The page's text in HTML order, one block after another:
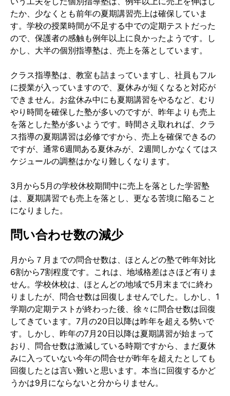
たか、少なくとも前年の夏期講習売上は確保していま
す。学校の授業時間が不足する中での定期テストだった
ので、保護者の感触も例年以上に良かったようです。し
かし、大半の個別指導塾は、売上を落としています。
クラス指導塾は、教室も詰まっていますし、社員もフル
に授業が入っていますので、夏休みが短くなると対応が
できません。お盆休み中にも夏期講習をやるなど、むり
やり時間を確保した塾が多いのですが、昨年よりも売上
を落とした塾が多いようです。時間さえ取れれば、クラ
ス指導の夏期講習は必修ですから、売上を確保できるの
ですが、通常6週間ある夏休みが、 2週間しかなくてはス
ケジュールの調整はかなり難しくなります。
3月から5月の学校休校期間中に売上を落とした学習塾
は、夏期講習でも売上を落とし、更なる苦境に陥ること
になりました。
問い合わせ数の減少
月から７月までの問合せ数は、ほとんどの塾で昨年対比
6割から7割程度です。これは、地域格差はさほど有りま
せん。学校休校は、ほとんどの地域で5月末までに終わ
りましたが、問合せ数は回復しませんでした。しかし、 1
学期の定期テストが終わった後、徐々に問合せ数は回復
してきています。 7月の20日以降は昨年を超える勢いで
す。しかし、昨年の7月 20日以降は夏期講習が始まって
おり、問合せ数は激減している時期ですから、まだ夏休
みに入っていない今年の問合せが昨年を超えたとしても
回復したとは言い難いと思います。本当に回復するかど
うかは9月にならないと分からりません。